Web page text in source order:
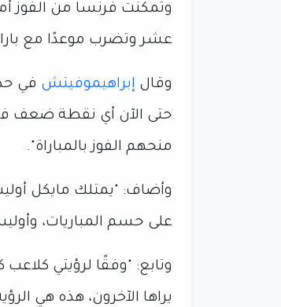
وتمكنت فرنسا من الفوز
عشر وتضرب موعدًا مع
وقال إبراهيموفيتش في
حتى الآن أي نقطة ضعف
منحهم الفوز بالمباراة".
وأضاف: "يمتلك مايكل
على حسم المباريات،
وتابع: "وفقًا لرؤيتي كلاعب
يراها الآخرون، هذه هي